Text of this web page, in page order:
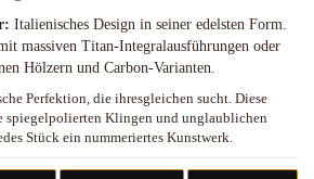
Italienisches Design in seiner edelsten Form.
massiven Titan-Integralausführungen oder
Hölzern und Carbon-Varianten.
Perfektion, die ihresgleichen sucht. Diese
spiegelpolierten Klingen und unglaublichen
Stück ein nummeriertes Kunstwerk.